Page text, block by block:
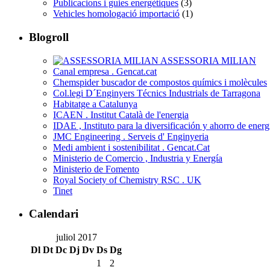
Publicacions i guies energètiques (3)
Vehicles homologació importació (1)
Blogroll
ASSESSORIA MILIAN
Canal empresa . Gencat.cat
Chemspider buscador de compostos químics i molècules
Col.legi D´Enginyers Técnics Industrials de Tarragona
Habitatge a Catalunya
ICAEN . Institut Català de l'energia
IDAE , Instituto para la diversificación y ahorro de
JMC Engineering . Serveis d' Enginyeria
Medi ambient i sostenibilitat . Gencat.Cat
Ministerio de Comercio , Industria y Energía
Ministerio de Fomento
Royal Society of Chemistry RSC . UK
Tinet
Calendari
juliol 2017
Dl Dt Dc Dj Dv Ds Dg
1
2